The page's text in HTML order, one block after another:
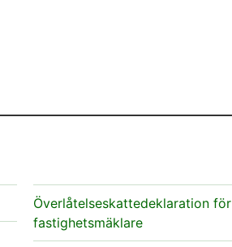
Överlåtelseskattedeklaration för
fastighetsmäklare